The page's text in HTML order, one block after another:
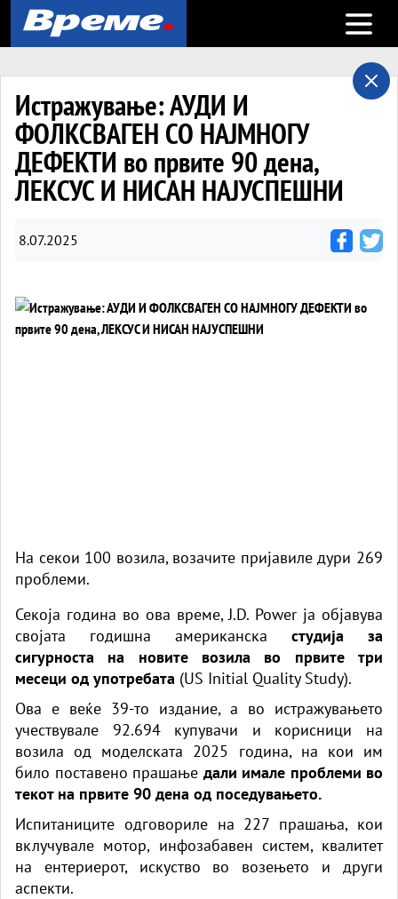
Open
Истражување: АУДИ И
ФОЛКСВАГЕН СО НАЈМНОГУ
ДЕФЕКТИ во првите 90 дена,
ЛЕКСУС И НИСАН НАЈУСПЕШНИ
8.07.2025
На секои 100 возила, возачите пријавиле дури 269
проблеми.
Секоја година во ова време, J.D. Power ја објавува
својата годишна американска студија за
сигурноста на новите возила во првите три
месеци од употребата (US Initial Quality Study).
Ова е веќе 39-то издание, а во истражувањето
учествувале 92.694 купувачи и корисници на
возила од моделската 2025 година, на кои им
било поставено прашање дали имале проблеми во
текот на првите 90 дена од поседувањето.
Испитаниците одговориле на 227 прашања, кои
вклучувале мотор, инфозабавен систем, квалитет
на ентериерот, искуство во возењето и други
аспекти.